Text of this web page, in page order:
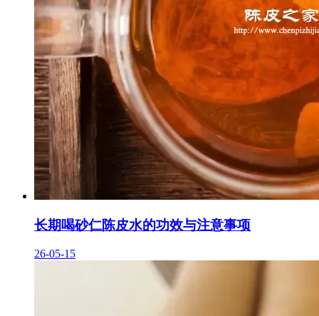
长期喝砂仁陈皮水的功效与注意事项
26-05-15